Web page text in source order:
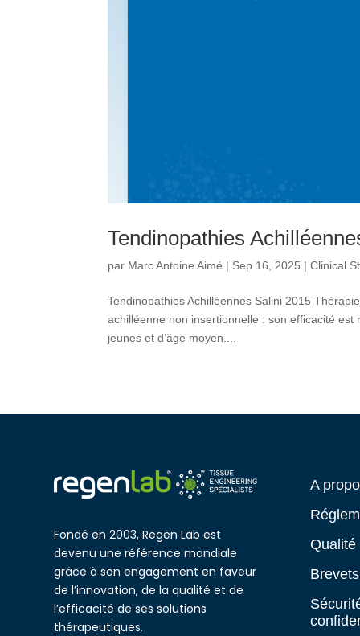
Tendinopathies
par Marc Antoine Aimé | Sep 16, 2025 |Clinical
Tendinopathies Achilléennes Salini 2015
achilléenne non insertionnelle : son efficacité
jeunes et d’âge moyen....
Fondé en 2003, Regen Lab est
devenu une référence mondiale
grâce à son engagement en faveur
de l’innovation, de la qualité et de
l’efficacité de ses solutions
thérapeutiques.
A
Qualité
Brevets